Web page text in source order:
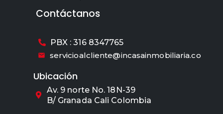
Contáctanos
PBX : 316 8347765
servicioalcliente@incasainmobiliaria.co
Ubicación
Av. 9 norte No. 18N-39
B/ Granada Cali Colombia